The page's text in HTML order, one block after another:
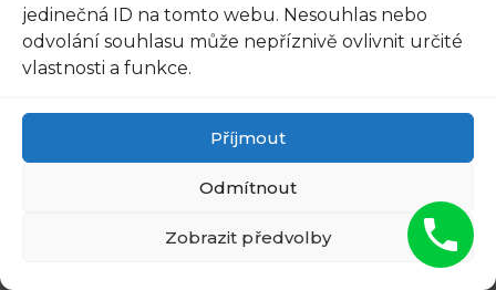
jedinečná ID na tomto webu. Nesouhlas nebo
odvolání souhlasu může nepříznivě ovlivnit určité
vlastnosti a funkce.
Příjmout
Odmítnout
Zobrazit předvolby
Heslo Silné
Aktualizace
Zabezpečený